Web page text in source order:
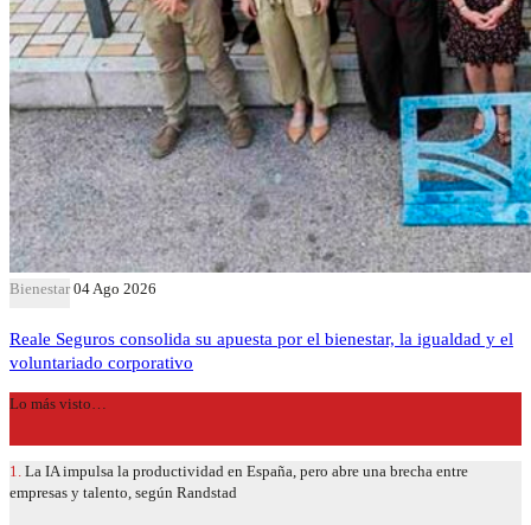
Bienestar 04 Ago 2026
Reale Seguros consolida su apuesta por el bienestar, la igualdad y el
voluntariado corporativo
Lo más visto…
1. La IA impulsa la productividad en España, pero abre una brecha entre
empresas y talento, según Randstad